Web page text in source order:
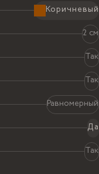
Коричневый
2 см
Так
Так
Равномерный
Да
Так